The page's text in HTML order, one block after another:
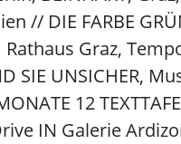
// DIE FARBE
Graz,
SIE UNSICHER,
12
IN Galerie